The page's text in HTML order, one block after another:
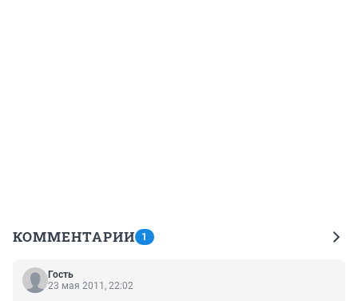
КОММЕНТАРИИ 1
Гость
23 мая 2011, 22:02